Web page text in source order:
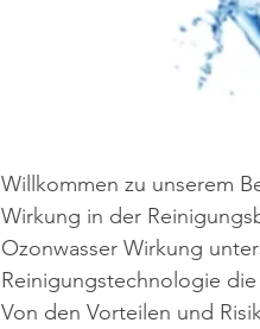
Willkommen zu unserem
Wirkung in der
Ozonwasser Wirkung
Reinigungstechnologie
Von den Vorteilen und